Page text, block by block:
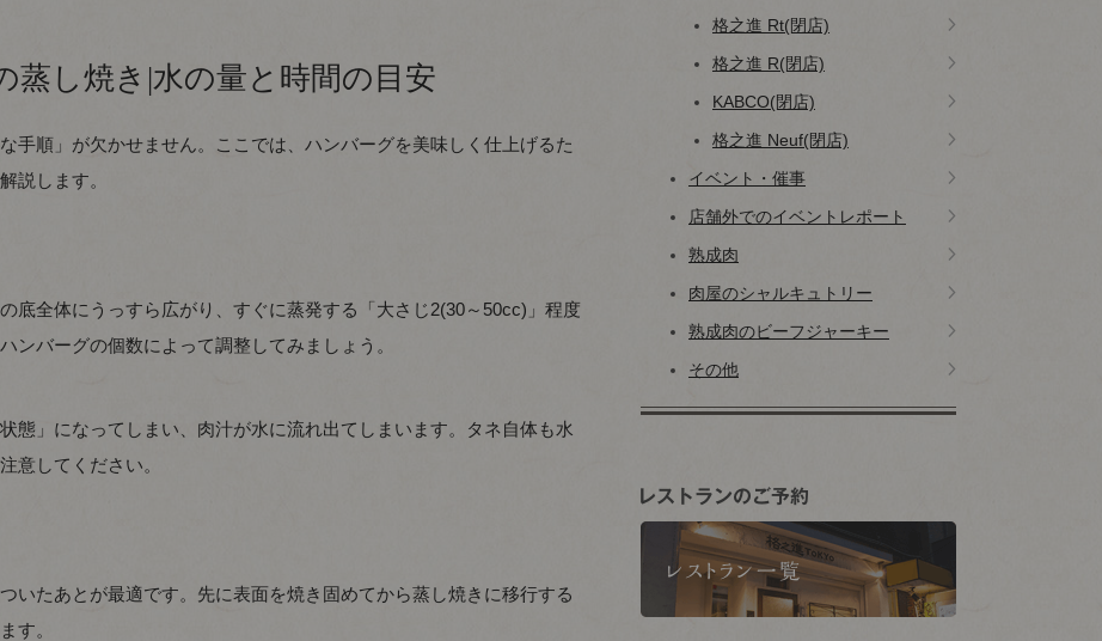
蒸し焼き|水の量と時間の目安
手順」が欠かせません。ここでは、ハンバーグを美味しく仕上げるた
説します。
底全体にうっすら広がり、すぐに蒸発する「大さじ2(30～50cc)」程度
ンバーグの個数によって調整してみましょう。
態」になってしまい、肉汁が水に流れ出てしまいます。タネ自体も水
意してください。
いたあとが最適です。先に表面を焼き固めてから蒸し焼きに移行する
す。
格之進 Rt(閉店)
格之進 R(閉店)
KABCO(閉店)
格之進 Neuf(閉店)
イベント・催事
店舗外でのイベントレポート
熟成肉
肉屋のシャルキュトリー
熟成肉のビーフジャーキー
その他